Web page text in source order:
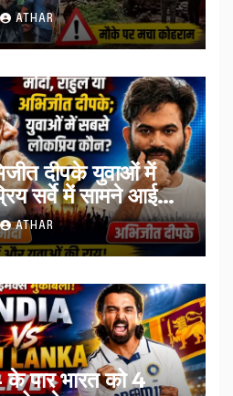
ATHAR
दीपके युवाओं में
सर्वे में सामने आई
ATHAR
पार भारत को 4